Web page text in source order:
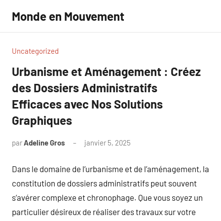
contenu
Monde en Mouvement
Uncategorized
Urbanisme et Aménagement : Créez
des Dossiers Administratifs
Efficaces avec Nos Solutions
Graphiques
parAdeline Gros janvier 5, 2025
Dans le domaine de l’urbanisme et de l’aménagement, la
constitution de dossiers administratifs peut souvent
s’avérer complexe et chronophage. Que vous soyez un
particulier désireux de réaliser des travaux sur votre